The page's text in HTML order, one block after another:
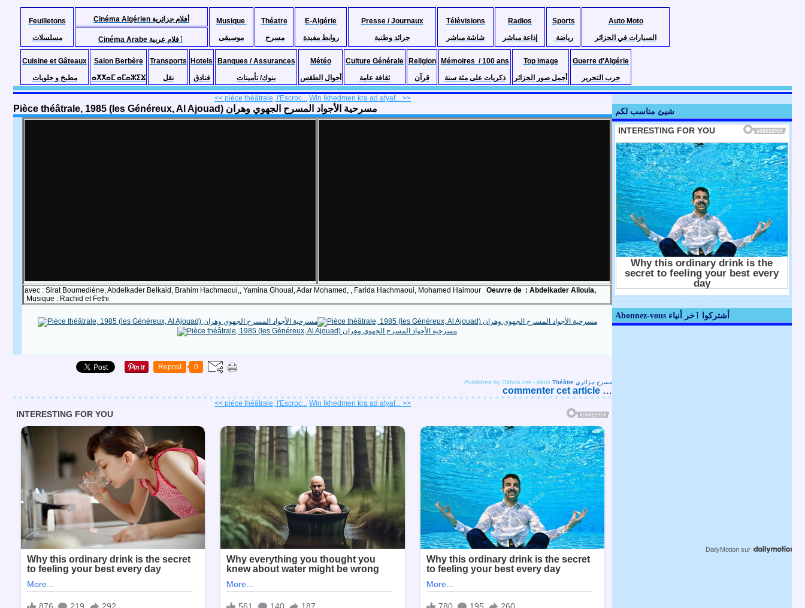
Feuilletons
مسلسلات
Cinéma Algérien أفلام جزائرية
Musique
موسيقى
Théatre
مسرح
E-Algérie
روابط مفيدة
Presse / Journaux
جرائد وطنية
Télèvisions
شاشة مباشر
Radios
إذاعة مباشر
Sports
رياضة
Auto Moto
السيارات في الجزائر
Cinéma Arabe ٱفلام عربية
Cuisine et Gâteaux
مطبخ و حلويات
Salon Berbère
ⴰⵅⵅⴰⵎ ⴰⵎⴰⵣⵉⴴ
Transports
نقل
Hotels
فنادق
Banques / Assurances
بنوك/ تأمينات
Météo
أحوال الطقس
Culture Générale
ثقافة عامة
Religion
قرآن
Mémoires / 100 ans
ذكريات على مئة سنة
Top image
أجمل صور الجزائر
Guerre d'Algérie
حرب التحرير
<< piéce théâtrale, l'Escroc... Win Ikhedmen kra ad atyaf... >>
Pièce théâtrale, 1985 (les Généreux, Al Ajouad) مسرحية الأجواد المسرح الجهوي وهران
avec : Sirat Boumediéne, Abdelkader Belkaid, Brahim Hachmaoui,, Yamina Ghoual, Adar Mohamed, , Farida Hachmaoui, Mohamed Haimour Oeuvre de : Abdelkader Alloula,
Musique : Rachid et Fethi
Repost 0
Published by Okbob.net - dans Théâtre مسرح جزائري
commenter cet article …
<< piéce théâtrale, l'Escroc... Win Ikhedmen kra ad atyaf... >>
شيئ مناسب لكم
Abonnez-vous أشتركوا ٱخر أنباء
DailyMotion sur